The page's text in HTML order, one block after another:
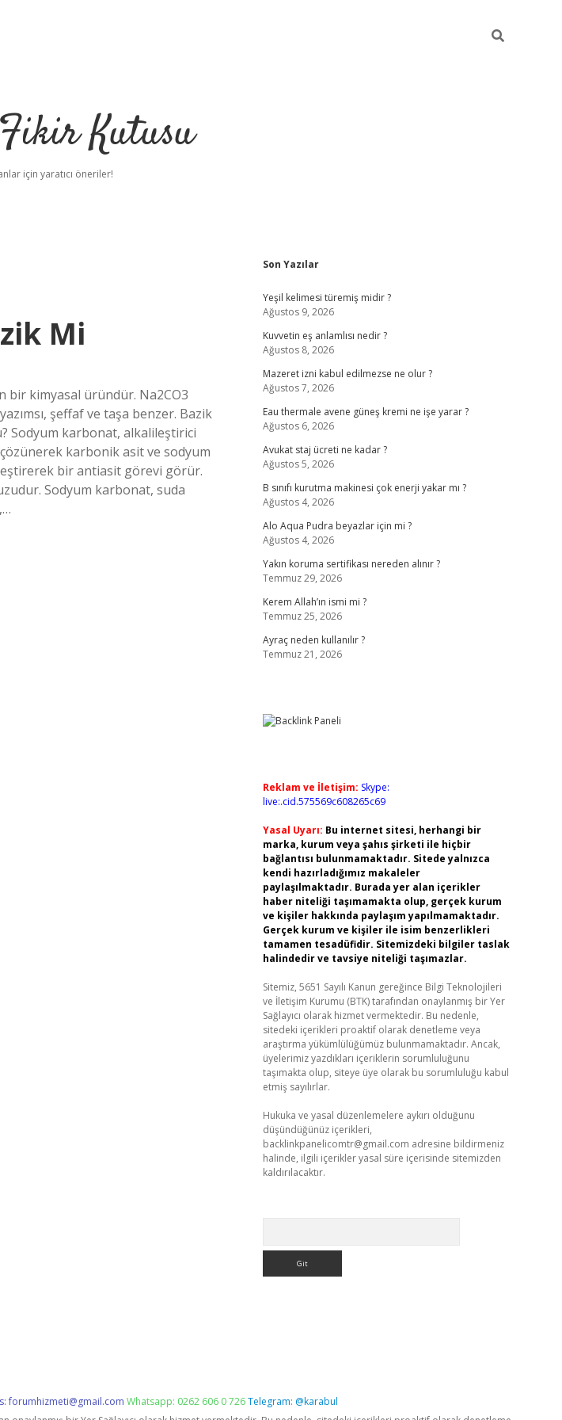
Kutusu
için yaratıcı öneriler!
Mi
bir kimyasal üründür. Na2CO3
şeffaf ve taşa benzer. Bazik
Sodyum karbonat, alkalileştirici
karbonik asit ve sodyum
bir antiasit görevi görür.
Sodyum karbonat, suda
Sidebar
Son Yazılar
Yeşil kelimesi türemiş midir ?
Ağustos 9, 2026
Kuvvetin eş anlamlısı nedir ?
Ağustos 8, 2026
Mazeret izni kabul edilmezse ne olur ?
Ağustos 7, 2026
Eau thermale avene güneş kremi ne işe yarar ?
Ağustos 6, 2026
Avukat staj ücreti ne kadar ?
Ağustos 5, 2026
B sınıfı kurutma makinesi çok enerji yakar mı ?
Ağustos 4, 2026
Alo Aqua Pudra beyazlar için mi ?
Ağustos 4, 2026
Yakın koruma sertifikası nereden alınır ?
Temmuz 29, 2026
Kerem Allah’ın ismi mi ?
Temmuz 25, 2026
Ayraç neden kullanılır ?
Temmuz 21, 2026
Reklam ve İletişim: Skype:
live:.cid.575569c608265c69
Yasal Uyarı: Bu internet sitesi, herhangi bir
marka, kurum veya şahıs şirketi ile hiçbir
bağlantısı bulunmamaktadır. Sitede yalnızca
kendi hazırladığımız makaleler
paylaşılmaktadır. Burada yer alan içerikler
haber niteliği taşımamakta olup, gerçek kurum
ve kişiler hakkında paylaşım yapılmamaktadır.
Gerçek kurum ve kişiler ile isim benzerlikleri
tamamen tesadüfidir. Sitemizdeki bilgiler taslak
halindedir ve tavsiye niteliği taşımazlar.
Sitemiz, 5651 Sayılı Kanun gereğince Bilgi Teknolojileri
ve İletişim Kurumu (BTK) tarafından onaylanmış bir Yer
Sağlayıcı olarak hizmet vermektedir. Bu nedenle,
sitedeki içerikleri proaktif olarak denetleme veya
araştırma yükümlülüğümüz bulunmamaktadır. Ancak,
üyelerimiz yazdıkları içeriklerin sorumluluğunu
taşımakta olup, siteye üye olarak bu sorumluluğu kabul
etmiş sayılırlar.
Hukuka ve yasal düzenlemelere aykırı olduğunu
düşündüğünüz içerikleri,
backlinkpanelicomtr@gmail.com adresine bildirmeniz
halinde, ilgili içerikler yasal süre içerisinde sitemizden
kaldırılacaktır.
forumhizmeti@gmail.com Whatsapp: 0262 606 0 726Telegram: @karabul